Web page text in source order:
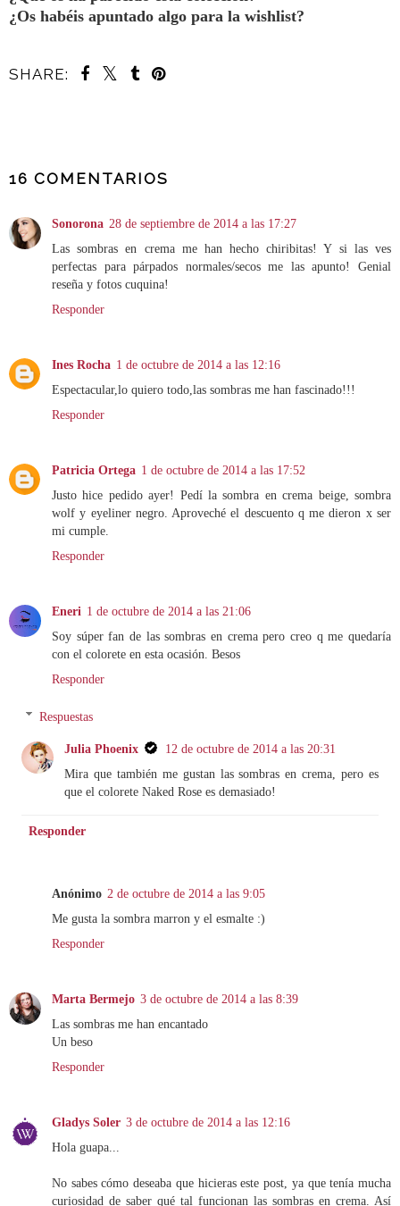
¿Os habéis apuntado algo para la wishlist?
SHARE:
16 COMENTARIOS
Sonorona 28 de septiembre de 2014 a las 17:27
Las sombras en crema me han hecho chiribitas! Y si las ves
perfectas para párpados normales/secos me las apunto! Genial
reseña y fotos cuquina!
Responder
Ines Rocha 1 de octubre de 2014 a las 12:16
Espectacular,lo quiero todo,las sombras me han fascinado!!!
Responder
Patricia Ortega 1 de octubre de 2014 a las 17:52
Justo hice pedido ayer! Pedí la sombra en crema beige, sombra
wolf y eyeliner negro. Aproveché el descuento q me dieron x ser
mi cumple.
Responder
Eneri 1 de octubre de 2014 a las 21:06
Soy súper fan de las sombras en crema pero creo q me quedaría
con el colorete en esta ocasión. Besos
Responder
Respuestas
Julia Phoenix
12 de octubre de 2014 a las 20:31
Mira que también me gustan las sombras en crema, pero es
que el colorete Naked Rose es demasiado!
Responder
Anónimo 2 de octubre de 2014 a las 9:05
Me gusta la sombra marron y el esmalte :)
Responder
Marta Bermejo 3 de octubre de 2014 a las 8:39
Las sombras me han encantado
Un beso
Responder
Gladys Soler 3 de octubre de 2014 a las 12:16
Hola guapa...
No sabes cómo deseaba que hicieras este post, ya que tenía mucha
curiosidad de saber qué tal funcionan las sombras en crema. Así